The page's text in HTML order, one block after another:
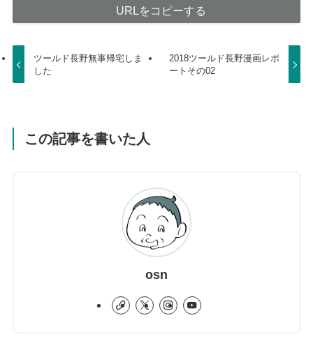
URLをコピーする
ツールド長野無事帰宅しま
した
2018ツールド長野漫画レポ
ートその02
この記事を書いた人
osn